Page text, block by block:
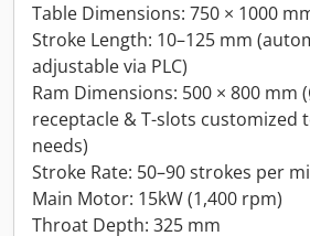
Table Dimensions: 750 × 1000
Stroke Length: 10–125 mm
adjustable via PLC)
Ram Dimensions: 500 × 800 mm
receptacle & T-slots customized
needs)
Stroke Rate: 50–90 strokes per
Main Motor: 15kW (1,400 rpm)
Throat Depth: 325 mm